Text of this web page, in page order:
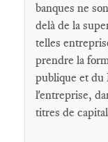
banques ne
delà de la
telles
prendre la
publique et du
l'entreprise,
titres de